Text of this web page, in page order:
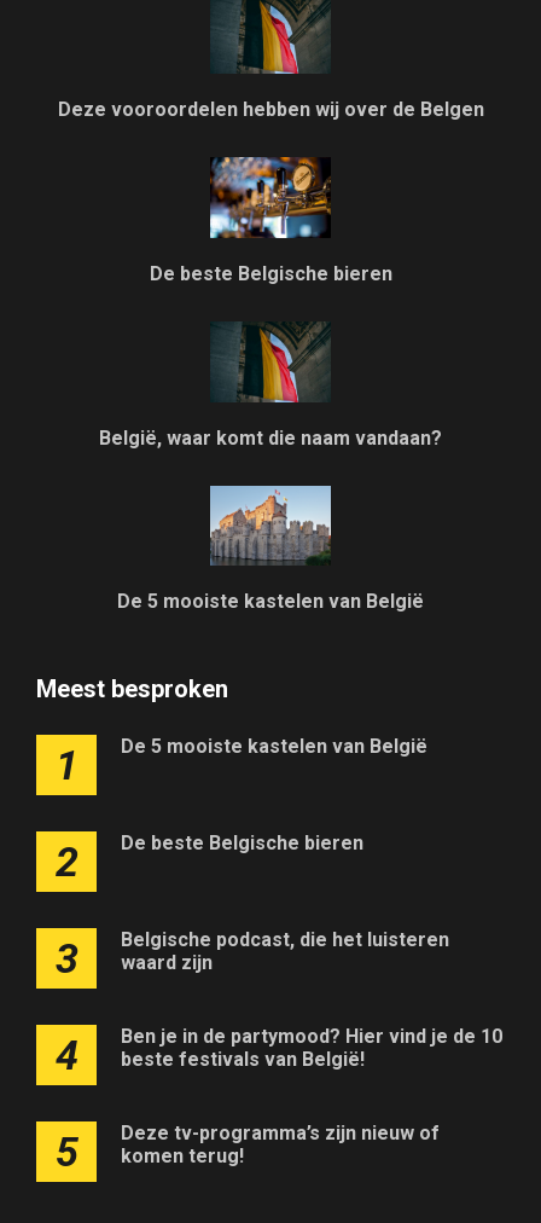
Deze vooroordelen hebben wij over de Belgen
De beste Belgische bieren
België, waar komt die naam vandaan?
De 5 mooiste kastelen van België
Meest besproken
1 De 5 mooiste kastelen van België
2 De beste Belgische bieren
3
Belgische podcast, die het luisteren
waard zijn
4
Ben je in de partymood? Hier vind je de 10
beste festivals van België!
5
Deze tv-programma’s zijn nieuw of
komen terug!